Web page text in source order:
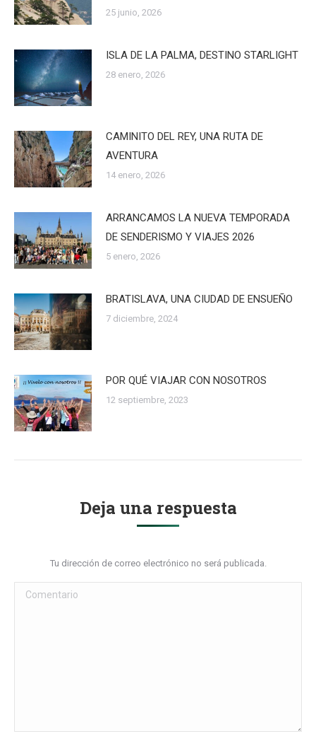
25 junio, 2026
ISLA DE LA PALMA, DESTINO STARLIGHT
28 enero, 2026
CAMINITO DEL REY, UNA RUTA DE
AVENTURA
14 enero, 2026
ARRANCAMOS LA NUEVA TEMPORADA
DE SENDERISMO Y VIAJES 2026
5 enero, 2026
BRATISLAVA, UNA CIUDAD DE ENSUEÑO
7 diciembre, 2024
POR QUÉ VIAJAR CON NOSOTROS
12 septiembre, 2023
Deja una respuesta
Tu dirección de correo electrónico no será publicada.
Comentario